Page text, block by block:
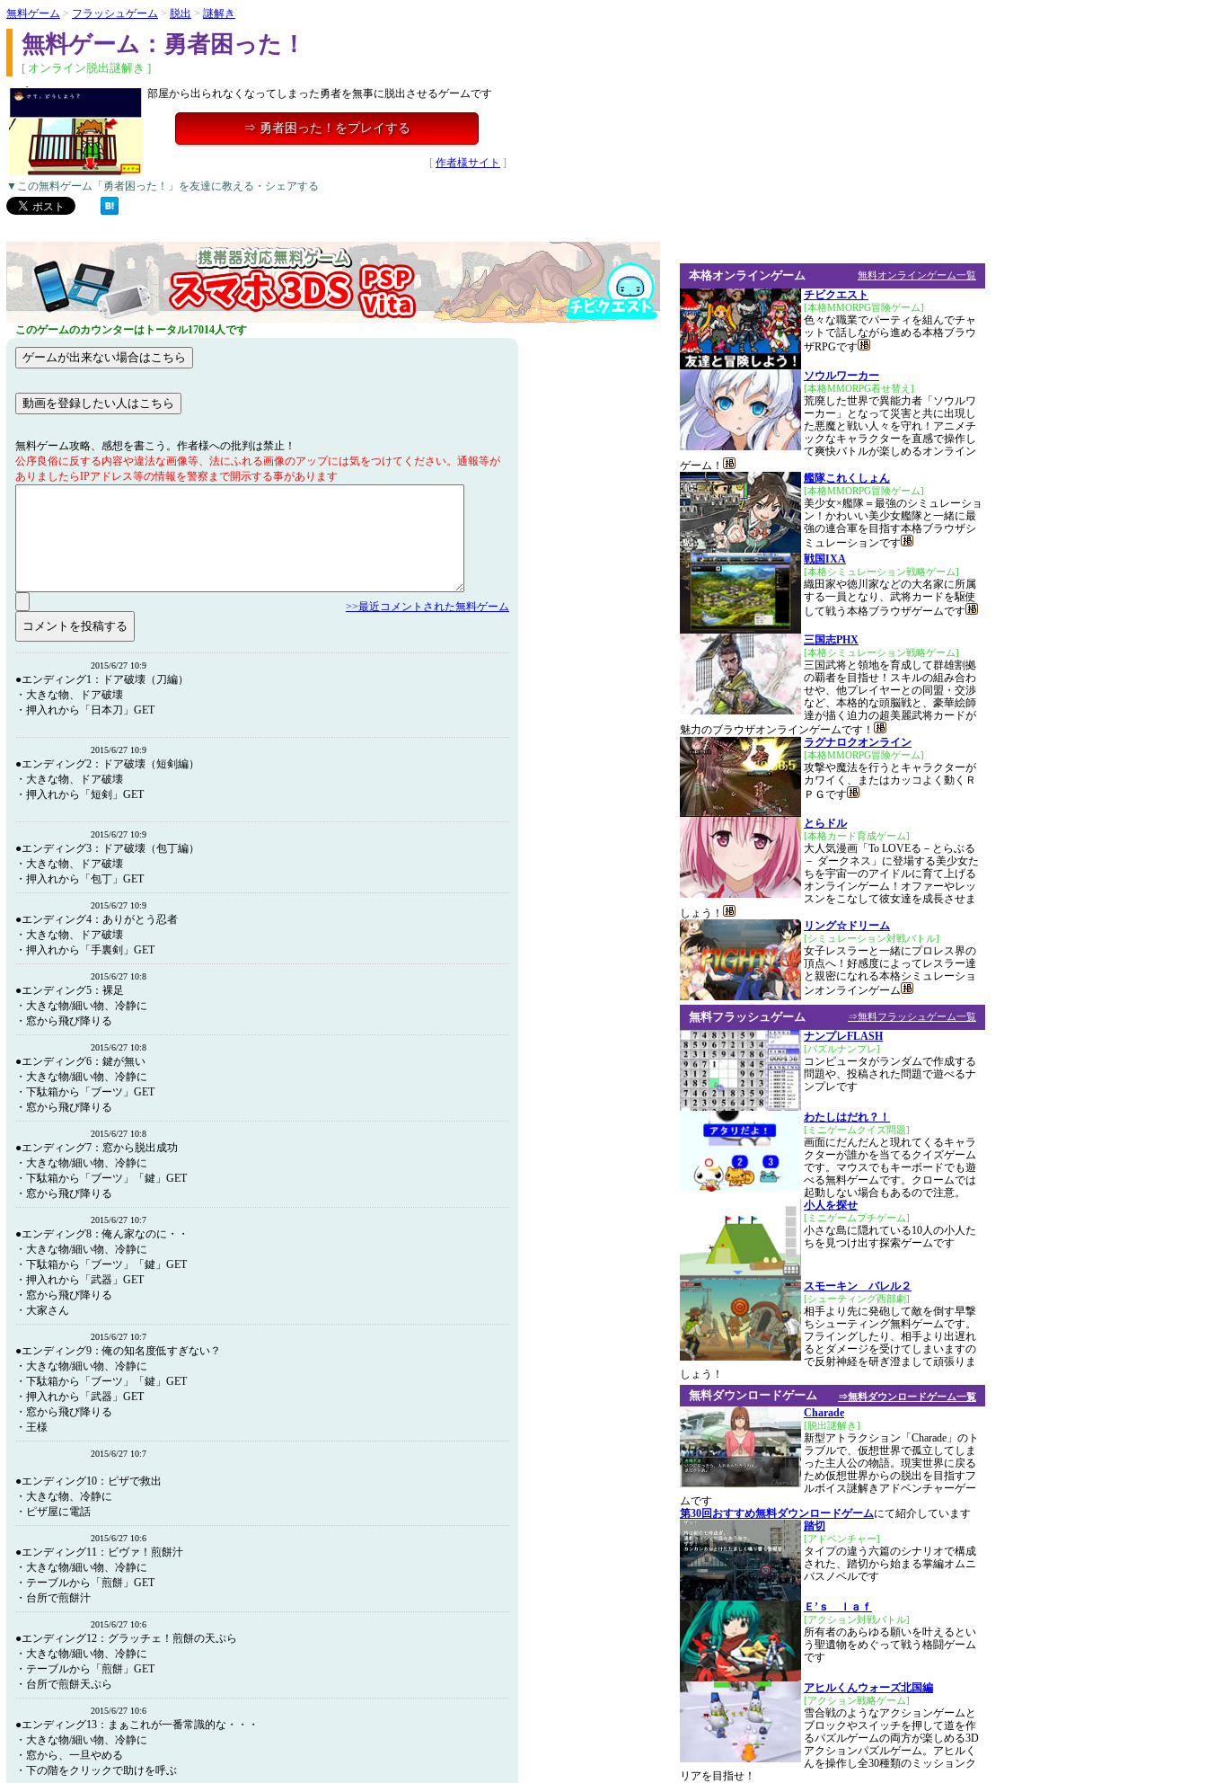
無料ゲーム > フラッシュゲーム > 脱出 > 謎解き
無料ゲーム：勇者困った！
[ オンライン脱出謎解き ]
部屋から出られなくなってしまった勇者を無事に脱出させるゲームです
⇒ 勇者困った！をプレイする
[ 作者様サイト ]
▼この無料ゲーム「勇者困った！」を友達に教える・シェアする
このゲームのカウンターはトータル17014人です
無料ゲーム攻略、感想を書こう。作者様への批判は禁止！
公序良俗に反する内容や違法な画像等、法にふれる画像のアップには気をつけてください。通報等が
ありましたらIPアドレス等の情報を警察まで開示する事があります
>>最近コメントされた無料ゲーム
2015/6/27 10:9
●エンディング1：ドア破壊（刀編）
・大きな物、ドア破壊
・押入れから「日本刀」GET
2015/6/27 10:9
●エンディング2：ドア破壊（短剣編）
・大きな物、ドア破壊
・押入れから「短剣」GET
2015/6/27 10:9
●エンディング3：ドア破壊（包丁編）
・大きな物、ドア破壊
・押入れから「包丁」GET
2015/6/27 10:9
●エンディング4：ありがとう忍者
・大きな物、ドア破壊
・押入れから「手裏剣」GET
2015/6/27 10:8
●エンディング5：裸足
・大きな物/細い物、冷静に
・窓から飛び降りる
2015/6/27 10:8
●エンディング6：鍵が無い
・大きな物/細い物、冷静に
・下駄箱から「ブーツ」GET
・窓から飛び降りる
2015/6/27 10:8
●エンディング7：窓から脱出成功
・大きな物/細い物、冷静に
・下駄箱から「ブーツ」「鍵」GET
・窓から飛び降りる
2015/6/27 10:7
●エンディング8：俺ん家なのに・・
・大きな物/細い物、冷静に
・下駄箱から「ブーツ」「鍵」GET
・押入れから「武器」GET
・窓から飛び降りる
・大家さん
2015/6/27 10:7
●エンディング9：俺の知名度低すぎない？
・大きな物/細い物、冷静に
・下駄箱から「ブーツ」「鍵」GET
・押入れから「武器」GET
・窓から飛び降りる
・王様
2015/6/27 10:7
●エンディング10：ピザで救出
・大きな物、冷静に
・ピザ屋に電話
2015/6/27 10:6
●エンディング11：ビヴァ！煎餅汁
・大きな物/細い物、冷静に
・テーブルから「煎餅」GET
・台所で煎餅汁
2015/6/27 10:6
●エンディング12：グラッチェ！煎餅の天ぷら
・大きな物/細い物、冷静に
・テーブルから「煎餅」GET
・台所で煎餅天ぷら
2015/6/27 10:6
●エンディング13：まぁこれが一番常識的な・・・
・大きな物/細い物、冷静に
・窓から、一旦やめる
・下の階をクリックで助けを呼ぶ
無料オンラインゲーム一覧
本格オンラインゲーム
チビクエスト
[本格MMORPG冒険ゲーム]
色々な職業でパーティを組んでチャ
ットで話しながら進める本格ブラウ
ザRPGです
ソウルワーカー
[本格MMORPG着せ替え]
荒廃した世界で異能力者「ソウルワ
ーカー」となって災害と共に出現し
た悪魔と戦い人々を守れ！アニメチ
ックなキャラクターを直感で操作し
て爽快バトルが楽しめるオンライン
ゲーム！
艦隊これくしょん
[本格MMORPG冒険ゲーム]
美少女×艦隊＝最強のシミュレーショ
ン！かわいい美少女艦隊と一緒に最
強の連合軍を目指す本格ブラウザシ
ミュレーションです
戦国IXA
[本格シミュレーション戦略ゲーム]
織田家や徳川家などの大名家に所属
する一員となり、武将カードを駆使
して戦う本格ブラウザゲームです
三国志PHX
[本格シミュレーション戦略ゲーム]
三国武将と領地を育成して群雄割拠
の覇者を目指せ！スキルの組み合わ
せや、他プレイヤーとの同盟・交渉
など、本格的な頭脳戦と、豪華絵師
達が描く迫力の超美麗武将カードが
魅力のブラウザオンラインゲームです！
ラグナロクオンライン
[本格MMORPG冒険ゲーム]
攻撃や魔法を行うとキャラクターが
カワイく、またはカッコよく動くＲ
ＰＧです
とらドル
[本格カード育成ゲーム]
大人気漫画「To LOVEる－とらぶる
－ ダークネス」に登場する美少女た
ちを宇宙一のアイドルに育て上げる
オンラインゲーム！オファーやレッ
スンをこなして彼女達を成長させま
しょう！
リング☆ドリーム
[シミュレーション対戦バトル]
女子レスラーと一緒にプロレス界の
頂点へ！好感度によってレスラー達
と親密になれる本格シミュレーショ
ンオンラインゲーム
⇒無料フラッシュゲーム一覧
無料フラッシュゲーム
ナンプレFLASH
[パズルナンプレ]
コンピュータがランダムで作成する
問題や、投稿された問題で遊べるナ
ンプレです
わたしはだれ？！
[ミニゲームクイズ問題]
画面にだんだんと現れてくるキャラ
クターが誰かを当てるクイズゲーム
です。マウスでもキーボードでも遊
べる無料ゲームです。クロームでは
起動しない場合もあるので注意。
小人を探せ
[ミニゲームプチゲーム]
小さな島に隠れている10人の小人た
ちを見つけ出す探索ゲームです
スモーキン バレル２
[シューティング西部劇]
相手より先に発砲して敵を倒す早撃
ちシューティング無料ゲームです。
フライングしたり、相手より出遅れ
るとダメージを受けてしまいますの
で反射神経を研ぎ澄まして頑張りま
しょう！
⇒無料ダウンロードゲーム一覧
無料ダウンロードゲーム
Charade
[脱出謎解き]
新型アトラクション「Charade」のト
ラブルで、仮想世界で孤立してしま
った主人公の物語。現実世界に戻る
ため仮想世界からの脱出を目指すフ
ルボイス謎解きアドベンチャーゲー
ムです
第30回おすすめ無料ダウンロードゲームにて紹介しています
踏切
[アドベンチャー]
タイプの違う六篇のシナリオで構成
された、踏切から始まる掌編オムニ
バスノベルです
Ｅ’ｓ ｌａｆ
[アクション対戦バトル]
所有者のあらゆる願いを叶えるとい
う聖遺物をめぐって戦う格闘ゲーム
です
アヒルくんウォーズ北国編
[アクション戦略ゲーム]
雪合戦のようなアクションゲームと
ブロックやスイッチを押して道を作
るパズルゲームの両方が楽しめる3D
アクションパズルゲーム。アヒルく
んを操作し全30種類のミッションク
リアを目指せ！